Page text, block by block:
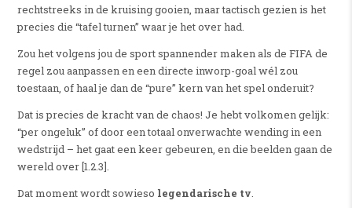
rechtstreeks in de kruising gooien, maar tactisch gezien is het
precies die “tafel turnen” waar je het over had.
Zou het volgens jou de sport spannender maken als de FIFA de
regel zou aanpassen en een directe inworp-goal wél zou
toestaan, of haal je dan de “pure” kern van het spel onderuit?
Dat is precies de kracht van de chaos! Je hebt volkomen gelijk:
“per ongeluk” of door een totaal onverwachte wending in een
wedstrijd – het gaat een keer gebeuren, en die beelden gaan de
wereld over [1.2.3].
Dat moment wordt sowieso legendarische tv